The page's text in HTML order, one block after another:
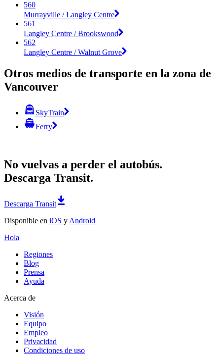
560
Murrayville / Langley Centre
561
Langley Centre / Brookswood
562
Langley Centre / Walnut Grove
Otros medios de transporte en la zona de
Vancouver
SkyTrain
Ferry
No vuelvas a perder el autobús.
Descarga Transit.
Descarga Transit
Disponible en iOS y Android
Hola
Regiones
Blog
Prensa
Ayuda
Acerca de
Visión
Equipo
Empleo
Privacidad
Condiciones de uso